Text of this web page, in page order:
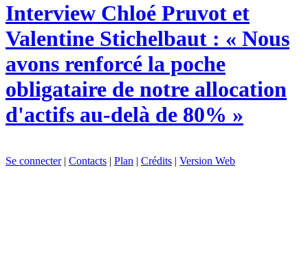
Interview Chloé Pruvot et
Valentine Stichelbaut : « Nous
avons renforcé la poche
obligataire de notre allocation
d'actifs au-delà de 80% »
Se connecter| Contacts | Plan | Crédits | Version Web